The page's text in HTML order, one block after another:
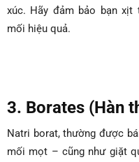
xúc. Hãy đảm bảo bạn xịt
mối hiệu quả.
3. Borates (Hàn
Natri borat, thường được
mối mọt – cũng như giặt